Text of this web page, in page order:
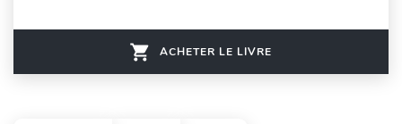
ACHETER LE LIVRE